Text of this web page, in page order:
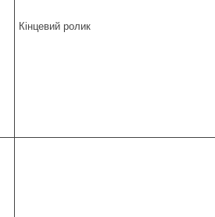
Кінцевий ролик